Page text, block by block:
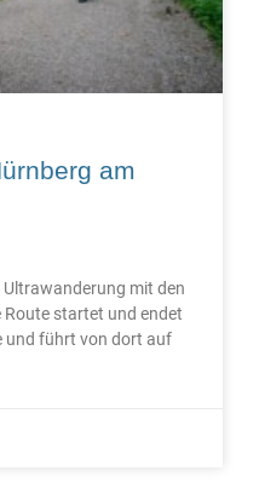
am
mit den
Route startet und endet
und führt von dort auf